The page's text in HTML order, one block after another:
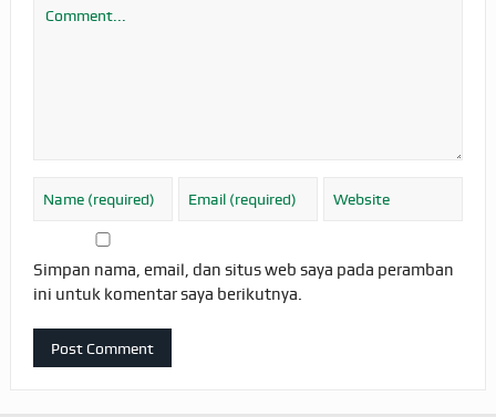
Simpan nama, email, dan situs web saya pada peramban
ini untuk komentar saya berikutnya.